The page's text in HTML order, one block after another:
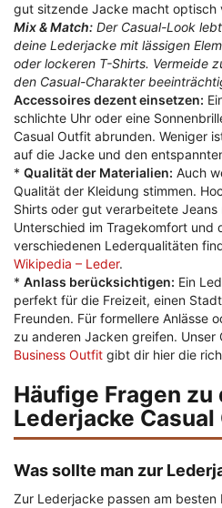
gut sitzende Jacke macht optisch
Mix & Match: Der Casual-Look
deine Lederjacke mit lässigen
oder lockeren T-Shirts. Vermeide
den Casual-Charakter
Accessoires dezent einsetzen:
schlichte Uhr oder eine
Casual Outfit abrunden. Weniger
auf die Jacke und den
* Qualität der Materialien: Auch
Qualität der Kleidung stimmen.
Shirts oder gut verarbeitete
Unterschied im Tragekomfort und
verschiedenen Lederqualitäten
Wikipedia – Leder.
* Anlass berücksichtigen: Ein
perfekt für die Freizeit, einen
Freunden. Für formellere Anlässe
zu anderen Jacken greifen. Unser
Business Outfit gibt dir hier die
Häufige Fragen zu
Lederjacke
Was sollte man zur
Zur Lederjacke passen am besten